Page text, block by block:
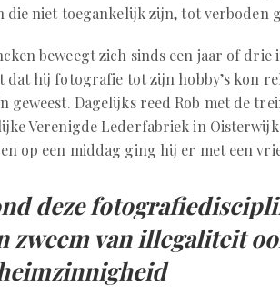
die niet toegankelijk zijn, tot verboden
beweegt zich sinds een jaar of
dat hij fotografie tot zijn hobby’s kon
geweest. Dagelijks reed Rob met de
Verenigde Lederfabriek in
op een middag ging hij er met een
deze
zweem van illegaliteit